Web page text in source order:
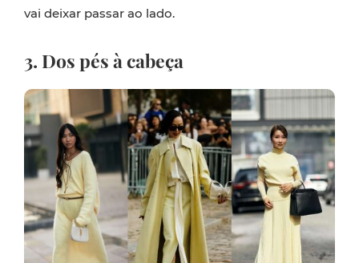
vai deixar passar ao lado.
3. Dos pés à cabeça